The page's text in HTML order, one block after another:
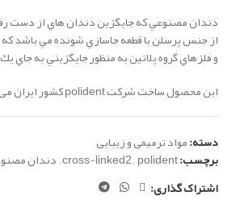
دندان مصنوعي كه جايگزين دندان هاي از دست
و فلزهاي گروه پلاتين به منظور جايگزيني به
این محصول ساخت شرکت polident کشور ایران می باشد.
دسته:مواد ترمیمی و زیبایی
برچسب: cross-linked2,polident
,دندان
اشتراک گذاری: